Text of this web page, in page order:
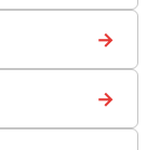
→
→